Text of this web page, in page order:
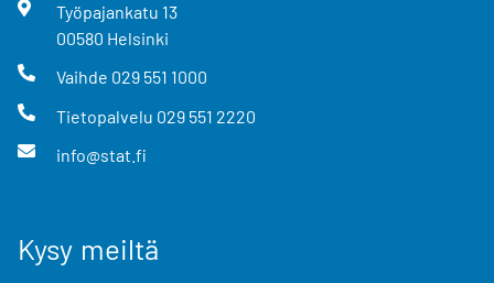
Työpajankatu 13
00580 Helsinki
Vaihde 029 551 1000
Tietopalvelu 029 551 2220
info@stat.fi
Kysy meiltä